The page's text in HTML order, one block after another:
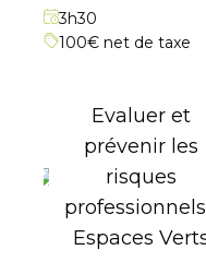
3h30
100€ net de taxe
Evaluer et
prévenir les
risques
Espaces